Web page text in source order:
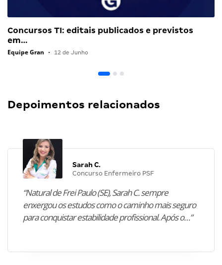
Concursos TI: editais publicados e previstos
em…
Equipe Gran • 12 de Junho
Depoimentos relacionados
Sarah C.
Concurso Enfermeiro PSF
“Natural de Frei Paulo (SE), Sarah C. sempre
enxergou os estudos como o caminho mais seguro
para conquistar estabilidade profissional. Após o…”